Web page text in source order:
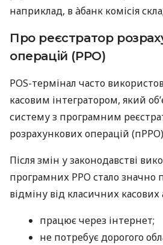
наприклад, в àбанк комісія
Про реєстратор
операцій (РРО)
POS-термінал часто
касовим інтегратором, який
систему з програмним
розрахункових операцій
Після змін у законодавстві
програмних РРО стало значно
відміну від класичних касових
працює через інтернет;
не потребує дорогого